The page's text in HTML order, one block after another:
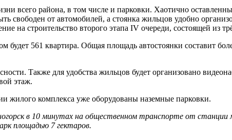
всего района, в том числе и парковки. Хаотично
свободен от автомобилей, а стоянка жильцов удобно
на строительство второго этапа IV очереди, состоящей из
будет 561 квартира. Общая площадь автостоянки составит
Также для удобства жильцов будет организовано
этаж.
жилого комплекса уже оборудованы наземные парковки.
в 10 минутах на общественном транспорте от
площадью 7 гектаров.